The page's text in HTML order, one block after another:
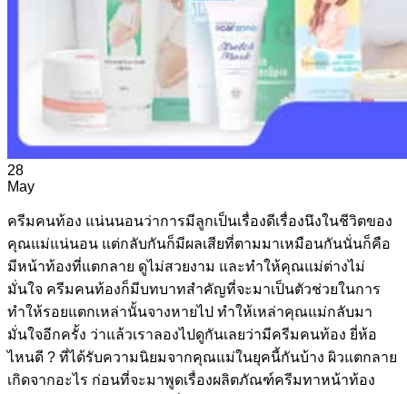
28
May
ครีมคนท้อง แน่นนอนว่าการมีลูกเป็นเรื่องดีเรื่องนึงในชีวิตของ
คุณแม่แน่นอน แต่กลับกันก็มีผลเสียที่ตามมาเหมือนกันนั่นก็คือ
มีหน้าท้องที่แตกลาย ดูไม่สวยงาม และทำให้คุณแม่ต่างไม่
มั่นใจ ครีมคนท้องก็มีบทบาทสำคัญที่จะมาเป็นตัวช่วยในการ
ทำให้รอยแตกเหล่านั้นจางหายไป ทำให้เหล่าคุณแม่กลับมา
มั่นใจอีกครั้ง ว่าแล้วเราลองไปดูกันเลยว่ามีครีมคนท้อง ยี่ห้อ
ไหนดี ? ที่ได้รับความนิยมจากคุณแม่ในยุคนี้กันบ้าง ผิวแตกลาย
เกิดจากอะไร ก่อนที่จะมาพูดเรื่องผลิตภัณฑ์ครีมทาหน้าท้อง